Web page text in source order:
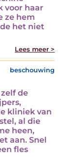
voor haar
ze hem
het niet
Lees meer >
beschouwing
de
kliniek van
al die
heen,
aan. Snel
fles